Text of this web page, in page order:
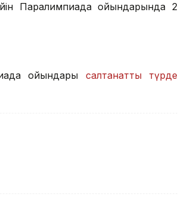
Паралимпиада ойындарында 2
ойындары салтанатты түрде